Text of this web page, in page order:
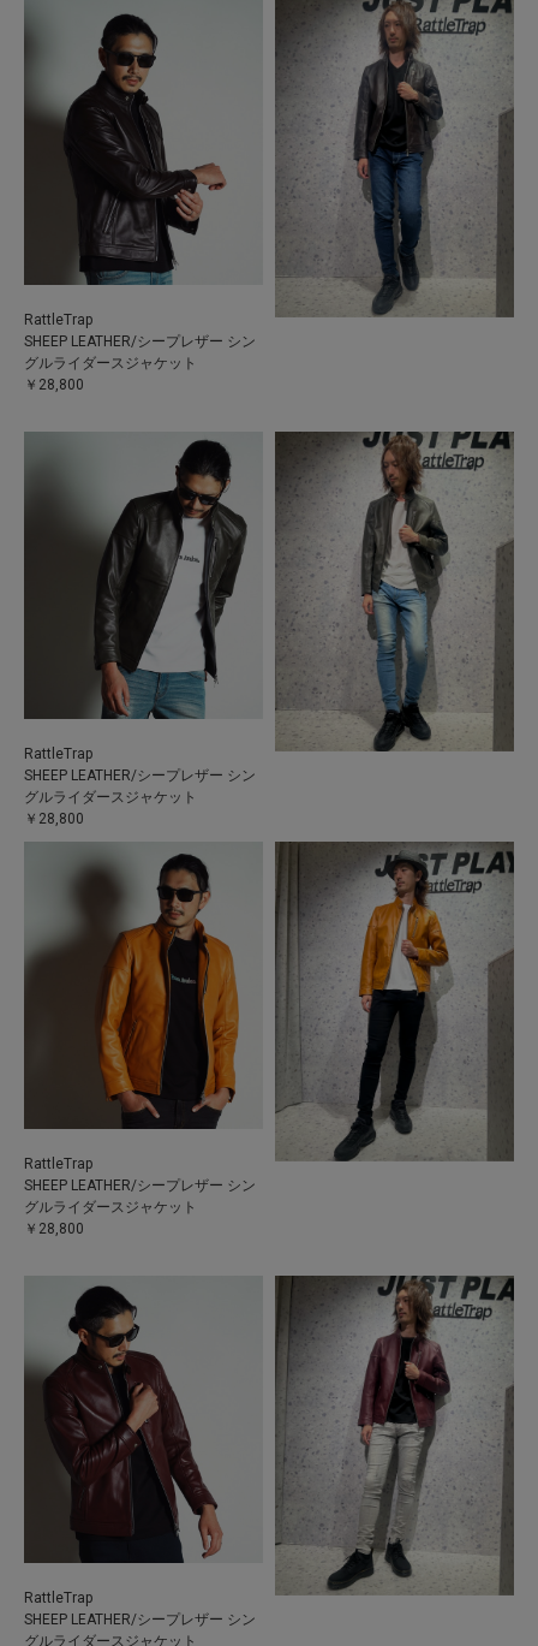
RattleTrap
SHEEP LEATHER/シープレザー シン
グルライダースジャケット
￥28,800
RattleTrap
SHEEP LEATHER/シープレザー シン
グルライダースジャケット
￥28,800
RattleTrap
SHEEP LEATHER/シープレザー シン
グルライダースジャケット
￥28,800
RattleTrap
SHEEP LEATHER/シープレザー シン
グルライダースジャケット